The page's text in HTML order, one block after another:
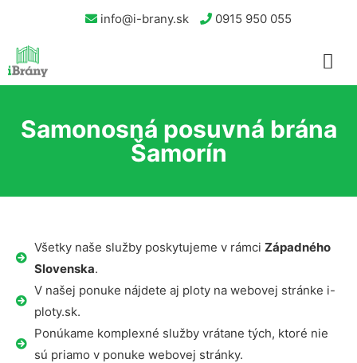
info@i-brany.sk 0915 950 055
Samonosná posuvná brána
Šamorín
Všetky naše služby poskytujeme v rámci Západného
Slovenska.
V našej ponuke nájdete aj ploty na webovej stránke i-
ploty.sk.
Ponúkame komplexné služby vrátane tých, ktoré nie
sú priamo v ponuke webovej stránky.